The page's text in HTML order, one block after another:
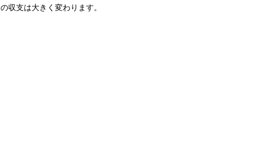
収支は大きく変わります。